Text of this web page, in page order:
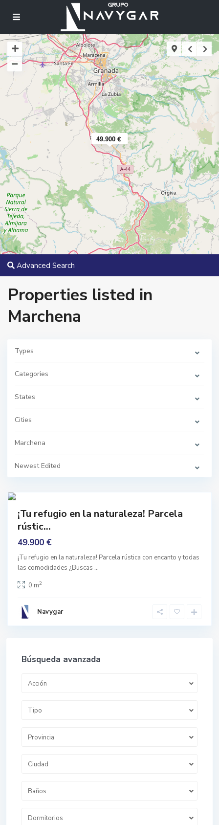
49.900 €
Advanced Search
Properties listed in
Marchena
Types
Categories
States
Cities
Marchena
Newest Edited
M
c
h
n
a
u
c
¡Tu refugio en la naturaleza! Parcela
rústic...
49.900 €
¡Tu refugio en la naturaleza! Parcela rústica con encanto y todas
las comodidades ¿Buscas ...
0 m2
Navygar
Búsqueda avanzada
Acción
Tipo
Provincia
Ciudad
Baños
Dormitorios